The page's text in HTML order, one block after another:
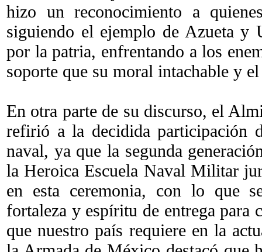
hizo un reconocimiento a
siguiendo el ejemplo de Azueta y
por la patria, enfrentando a los
soporte que su moral intachable y
En otra parte de su discurso, el
refirió a la decidida participación
naval, ya que la segunda
la Heroica Escuela Naval Militar
en esta ceremonia, con lo que
fortaleza y espíritu de entrega para
que nuestro país requiere en la